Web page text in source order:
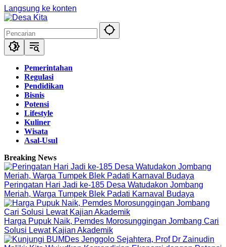
Langsung ke konten
Pemerintahan
Regulasi
Pendidikan
Bisnis
Potensi
Lifestyle
Kuliner
Wisata
Asal-Usul
Breaking News
Peringatan Hari Jadi ke-185 Desa Watudakon Jombang
Meriah, Warga Tumpek Blek Padati Karnaval Budaya
Harga Pupuk Naik, Pemdes Morosunggingan Jombang Cari
Solusi Lewat Kajian Akademik